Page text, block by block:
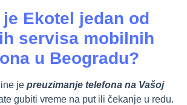
Ekotel jedan od
servisa mobilnih
u Beogradu?
je preuzimanje telefona na Vašoj
gubiti vreme na put ili čekanje u redu.